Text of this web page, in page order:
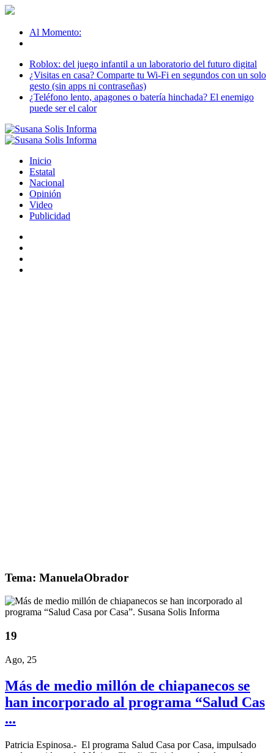
Al Momento:
Roblox: del juego infantil a un laboratorio del futuro digital
¿Visitas en casa? Comparte tu Wi-Fi en segundos con un solo
gesto (sin apps ni contraseñas)
¿Teléfono lento, apagones o batería hinchada? El enemigo
puede ser el calor
Inicio
Estatal
Nacional
Opinión
Video
Publicidad
Tema: ManuelaObrador
19
Ago, 25
Más de medio millón de chiapanecos se
han incorporado al programa “Salud Cas
...
Patricia Espinosa.- El programa Salud Casa por Casa, impulsado